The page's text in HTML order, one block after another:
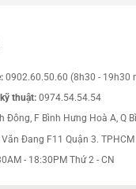
0902.60.50.60 (8h30 - 19h30
thuật: 0974.54.54.54
Đông, F Bình Hưng Hoà A, Q
Đang F11 Quận 3. TPHCM
- 18:30PM Thứ 2 - CN